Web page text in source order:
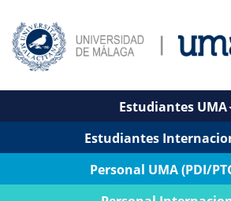
Estudiantes UMA
Estudiantes
Personal UMA (PDI/